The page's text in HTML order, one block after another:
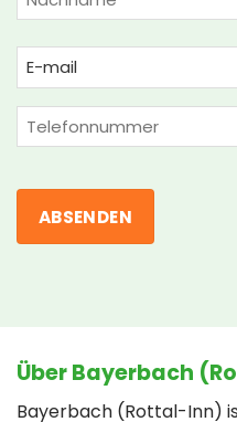
Email
(erforderlich)
Phone
Über Bayerbach
Bayerbach (Rottal-Inn)